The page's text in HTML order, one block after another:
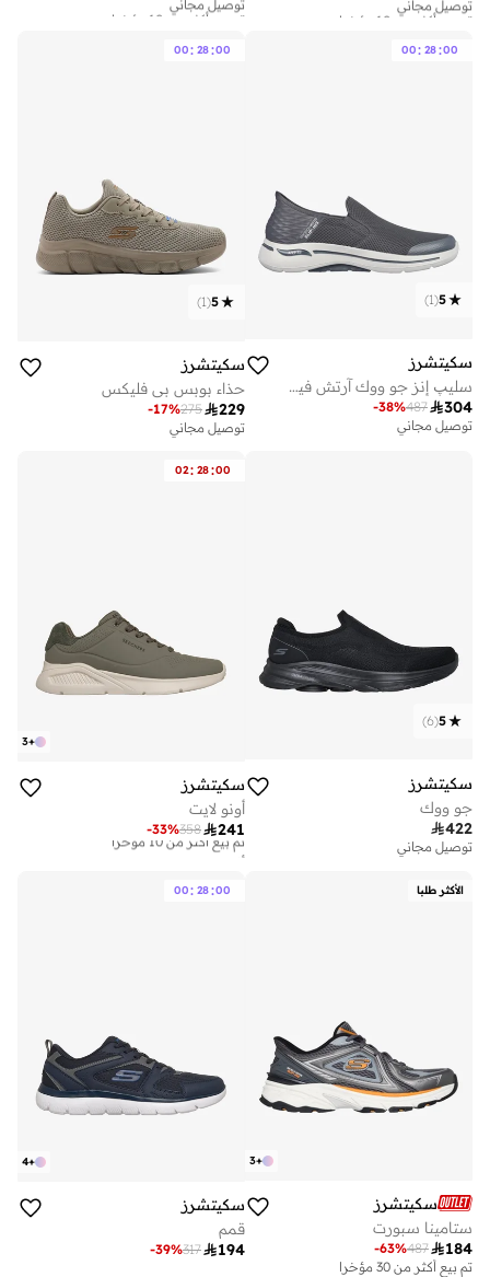
تم بيع أكثر من 10 مؤخرا
تم بيع أكثر من 10 مؤخرا
00: 28:00
5
(
1
)
سكيتشرز
سليپ إنز جو ووك آرتش فيت - بدون استخدام اليدين
304
487
-38%
توصيل مجاني
00: 28:00
5
(
1
)
سكيتشرز
حذاء بوبس بي فليكس
229
275
-17%
توصيل مجاني
5
(
6
)
سكيتشرز
جو ووك
422
توصيل مجاني
02: 28:00
+
3
سكيتشرز
أونو لايت
241
358
-33%
أفضل سعر لهذا العام
توصيل مجاني
أفضل سعر لهذا العام
الأكثر طلبا
+
3
سكيتشرز
ستامينا سبورت
184
487
-63%
تم بيع أكثر من 30 مؤخرا
00: 28:00
+
4
سكيتشرز
قمم
194
317
-39%